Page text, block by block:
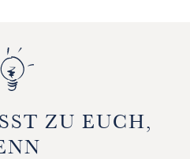
ZU EUCH,